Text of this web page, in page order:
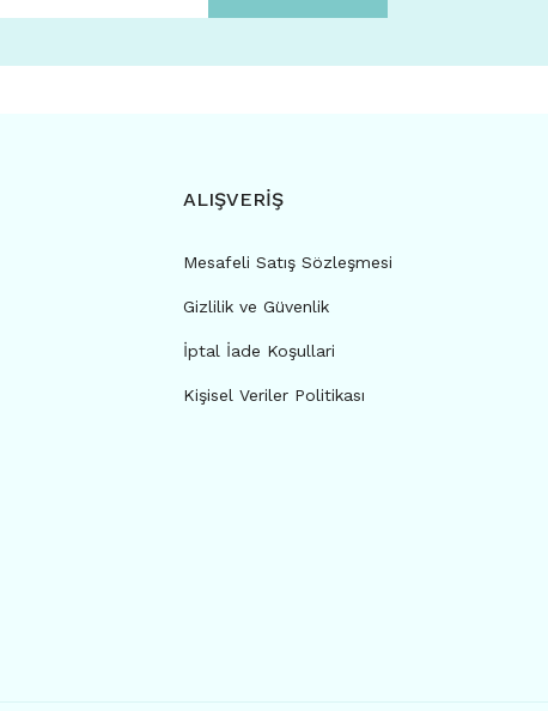
ALIŞVERİŞ
Mesafeli Satış Sözleşmesi
Gizlilik ve Güvenlik
İptal İade Koşullari
Kişisel Veriler Politikası